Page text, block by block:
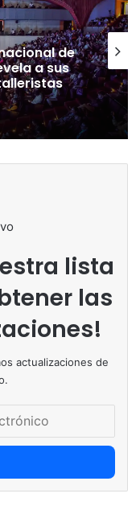
de
a sus
lista
las
actualizaciones de